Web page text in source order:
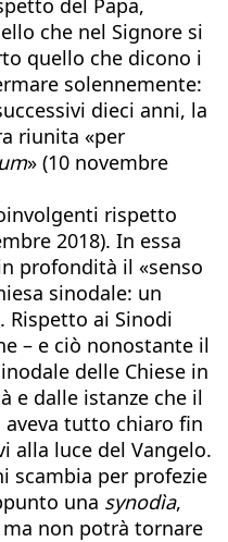
del Papa,
che nel Signore si
quello che dicono i
solennemente:
dieci anni, la
riunita «per
» (10 novembre
rispetto
2018). In essa
profondità il «senso
sinodale: un
Rispetto ai Sinodi
– e ciò nonostante il
delle Chiese in
e dalle istanze che il
aveva tutto chiaro fin
alla luce del Vangelo.
scambia per profezie
una synodìa,
ma non potrà tornare